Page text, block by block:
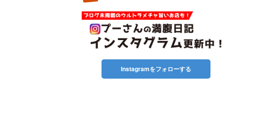
Instagramをフォローする